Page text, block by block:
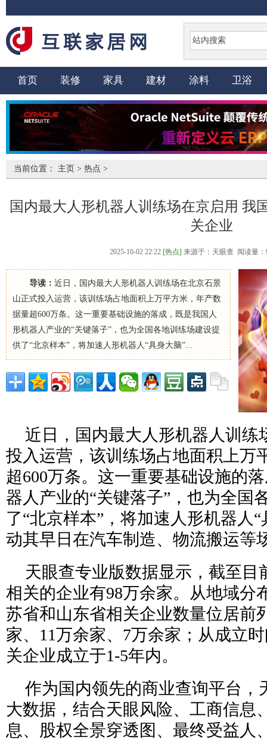
首页 装修 家具 建材 涂料 卫浴
当前位置： 主页 > 热点 >
国内最大人形机器人训练场在京启用 我
关企业
2025-10-02 22:22 [热点] 来源于：天眼查 阅读量
导读： 近日，国内最大人形机器人训练场在北京石景
山正式投入运营，该训练场占地面积上万平方米，年产数
据量超600万条。这一重要基础设施的落成，既是我国人
形机器人产业的“关键落子”，也为全国各地训练场建设提
供了“北京样本”，将加速人形机器人“具身大脑”...
近日，国内最大人形机器人训练
投入运营，该训练场占地面积上万
超600万条。这一重要基础设施的
器人产业的“关键落子”，也为全国
了“北京样本”，将加速人形机器人
动其早日在汽车制造、物流搬运等
天眼查专业版数据显示，截至目
相关的企业有98万余家。从地域分
苏省和山东省相关企业数量位居前
家、11万余家、7万余家；从成立
关企业成立于1-5年内。
作为国内领先的商业查询平台，
大数据，结合天眼风险、工商信息
息、股权全景穿透图、最终受益人